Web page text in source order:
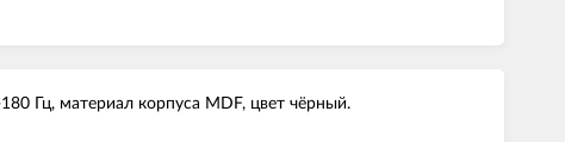
Гц, материал корпуса MDF, цвет чёрный.